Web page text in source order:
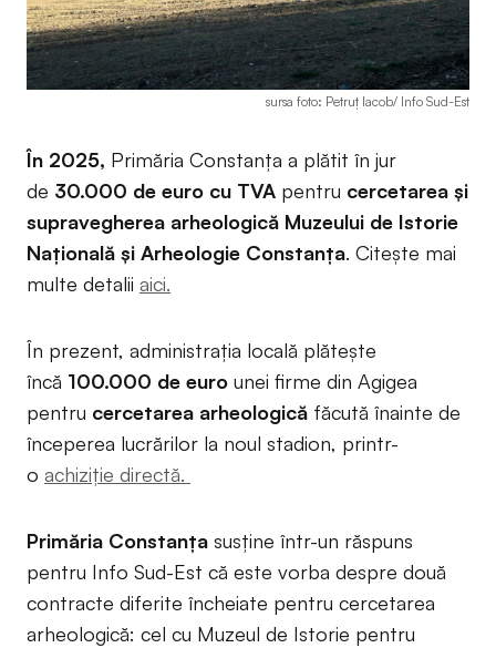
sursa foto: Petruț Iacob/ Info Sud-Est
În 2025, Primăria Constanța a plătit în jur
de 30.000 de euro cu TVA pentru cercetarea și
supravegherea arheologică Muzeului de Istorie
Națională și Arheologie Constanța. Citește mai
multe detalii aici.
În prezent, administrația locală plătește
încă 100.000 de euro unei firme din Agigea
pentru cercetarea arheologică făcută înainte de
începerea lucrărilor la noul stadion, printr-
o achiziție directă.
Primăria Constanța susține într-un răspuns
pentru Info Sud-Est că este vorba despre două
contracte diferite încheiate pentru cercetarea
arheologică: cel cu Muzeul de Istorie pentru